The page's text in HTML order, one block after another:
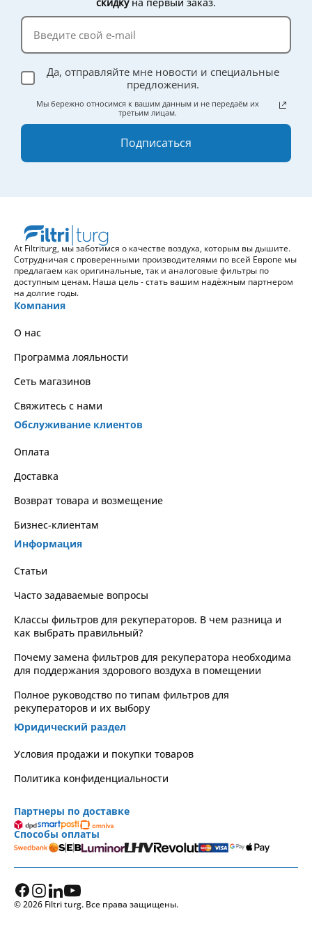
Да, отправляйте мне новости и специальные
предложения.
Мы бережно относимся к вашим данным и не передаём их
третьим лицам.
Подписаться
At Filtriturg, мы заботимся о качестве воздуха, которым вы дышите.
Сотрудничая с проверенными производителями по всей Европе мы
предлагаем как оригинальные, так и аналоговые фильтры по
доступным ценам. Наша цель - стать вашим надёжным партнером
на долгие годы.
Компания
О нас
Программа лояльности
Сеть магазинов
Свяжитесь с нами
Обслуживание клиентов
Оплата
Доставка
Возврат товара и возмещение
Бизнес-клиентам
Информация
Статьи
Часто задаваемые вопросы
Классы фильтров для рекуператоров. В чем разница и
как выбрать правильный?
Почему замена фильтров для рекуператора необходима
для поддержания здорового воздуха в помещении
Полное руководство по типам фильтров для
рекуператоров и их выбору
Юридический раздел
Условия продажи и покупки товаров
Политика конфиденциальности
Партнеры по доставке
Способы оплаты
© 2026 Filtri turg. Все права защищены.